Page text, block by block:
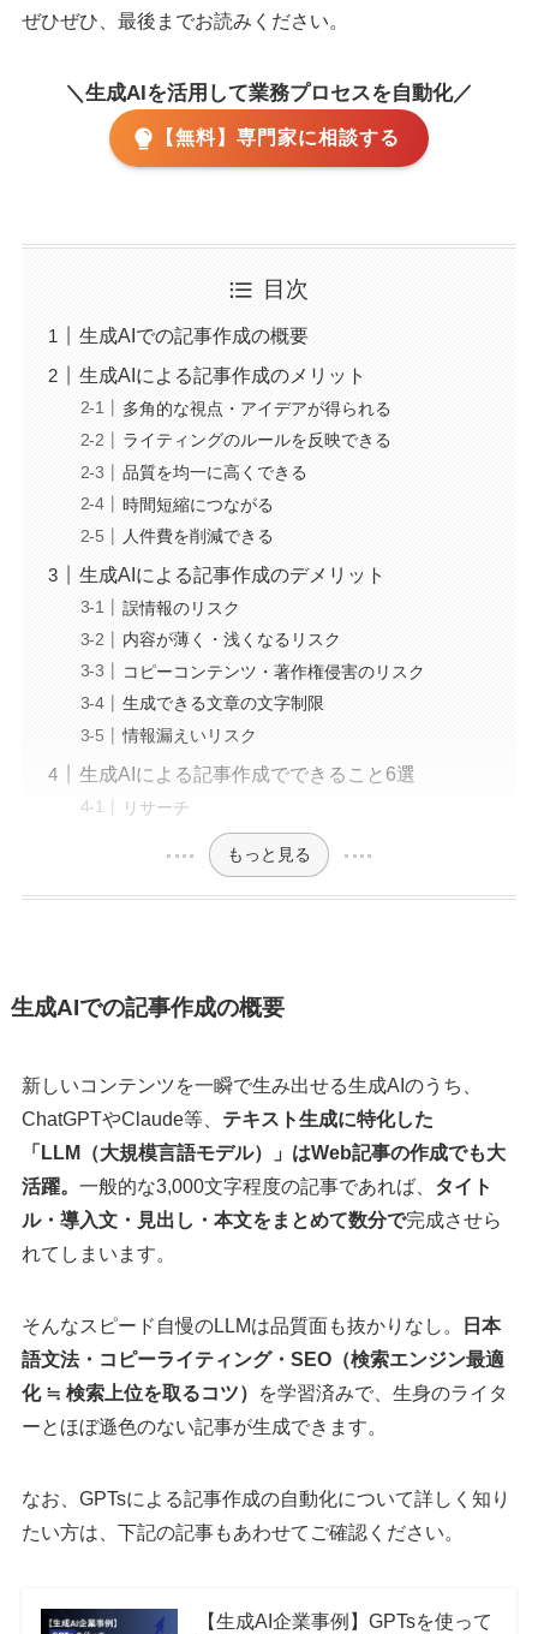
ぜひぜひ、最後までお読みください。
＼生成AIを活用して業務プロセスを自動化／
【無料】専門家に相談する
目次
生成AIでの記事作成の概要
生成AIによる記事作成のメリット
多角的な視点・アイデアが得られる
ライティングのルールを反映できる
品質を均一に高くできる
時間短縮につながる
人件費を削減できる
生成AIによる記事作成のデメリット
誤情報のリスク
内容が薄く・浅くなるリスク
コピーコンテンツ・著作権侵害のリスク
生成できる文章の文字制限
情報漏えいリスク
生成AIによる記事作成でできること6選
リサーチ
もっと見る
生成AIでの記事作成の概要
新しいコンテンツを一瞬で生み出せる生成AIのうち、
ChatGPTやClaude等、 テキスト生成に特化した
「LLM（大規模言語モデル）」はWeb記事の作成でも大
活躍。 一般的な3,000文字程度の記事であれば、 タイト
ル・導入文・見出し・本文をまとめて数分で完成させら
れてしまいます。
そんなスピード自慢のLLMは品質面も抜かりなし。
日本
語文法・コピーライティング・SEO（検索エンジン最適
化 ≒ 検索上位を取るコツ）
を学習済みで、生身のライタ
ーとほぼ遜色のない記事が生成できます。
なお、GPTsによる記事作成の自動化について詳しく知り
たい方は、下記の記事もあわせてご確認ください。
【生成AI企業事例】GPTsを使って